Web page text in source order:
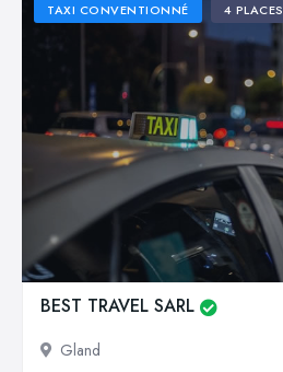
TAXI CONVENTIONNÉ 4 PLACES
BEST TRAVEL SARL
Gland